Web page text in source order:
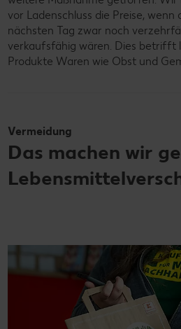
vor Ladenschluss die Preise, wenn
nächsten Tag zwar noch
verkaufsfähig wären. Dies betrifft
Produkte Waren wie Obst und
Vermeidung
Das machen wir